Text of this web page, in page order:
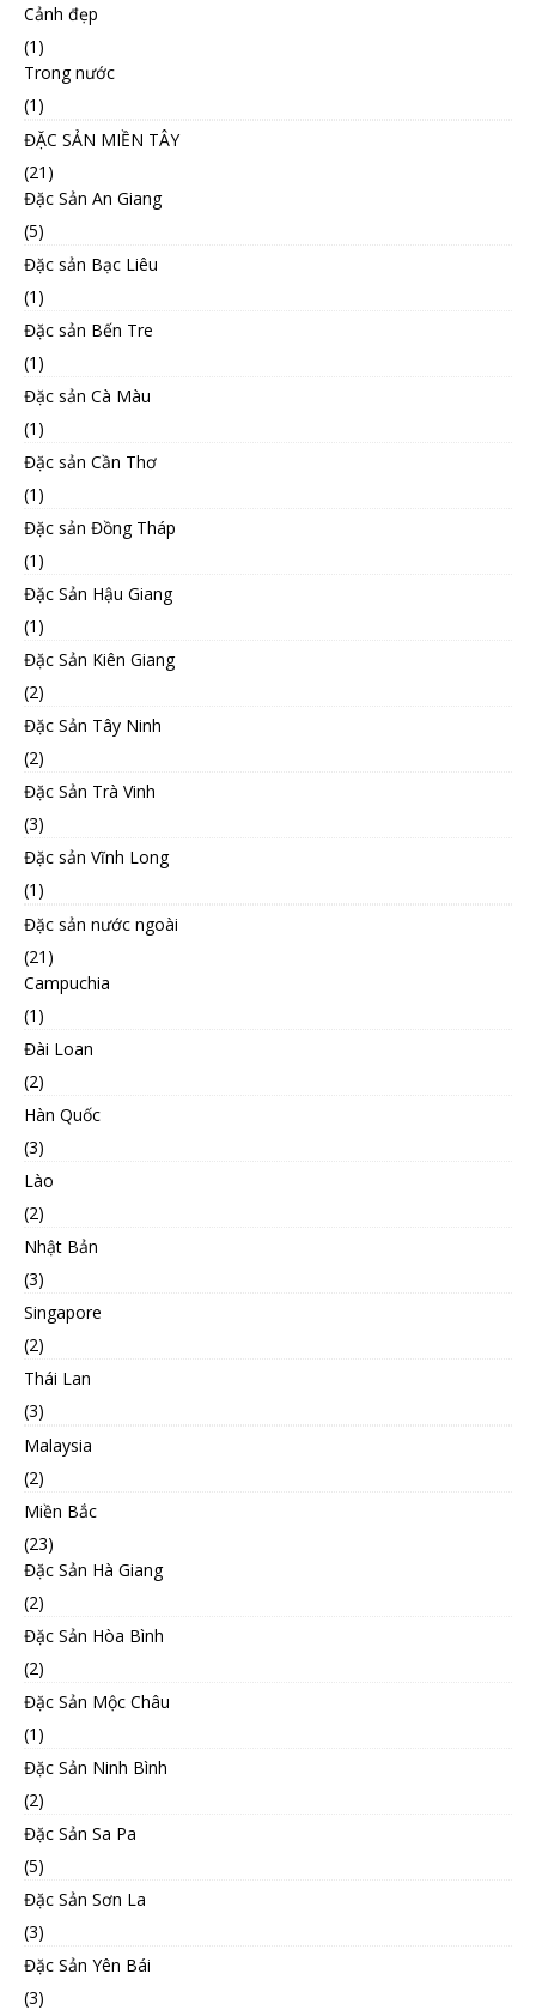
Cảnh đẹp
(1)
Trong nước
(1)
ĐẶC SẢN MIỀN TÂY
(21)
Đặc Sản An Giang
(5)
Đặc sản Bạc Liêu
(1)
Đặc sản Bến Tre
(1)
Đặc sản Cà Màu
(1)
Đặc sản Cần Thơ
(1)
Đặc sản Đồng Tháp
(1)
Đặc Sản Hậu Giang
(1)
Đặc Sản Kiên Giang
(2)
Đặc Sản Tây Ninh
(2)
Đặc Sản Trà Vinh
(3)
Đặc sản Vĩnh Long
(1)
Đặc sản nước ngoài
(21)
Campuchia
(1)
Đài Loan
(2)
Hàn Quốc
(3)
Lào
(2)
Nhật Bản
(3)
Singapore
(2)
Thái Lan
(3)
Malaysia
(2)
Miền Bắc
(23)
Đặc Sản Hà Giang
(2)
Đặc Sản Hòa Bình
(2)
Đặc Sản Mộc Châu
(1)
Đặc Sản Ninh Bình
(2)
Đặc Sản Sa Pa
(5)
Đặc Sản Sơn La
(3)
Đặc Sản Yên Bái
(3)